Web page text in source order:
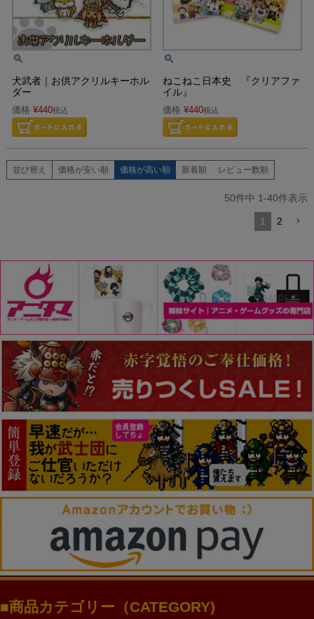
犬武者｜お供アクリルキーホル
ダー
価格 ¥440税込
ねこねこ日本史 『クリアファ
イル』
価格 ¥440税込
並び替え 価格が安い順 価格が高い順 新着順 レビュー数順
50件中 1-40件表示
1 2
商品カテゴリー（CATEGORY)